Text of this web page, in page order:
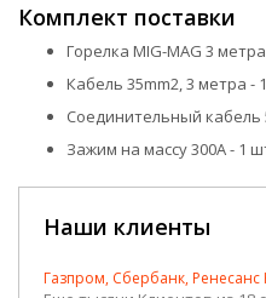
Комплект поставки
Горелка MIG-MAG 3
Кабель 35mm2, 3 метра -
Соединительный кабель
Зажим на массу 300А - 1
Наши клиенты
Газпром, Сбербанк, Ренесанс